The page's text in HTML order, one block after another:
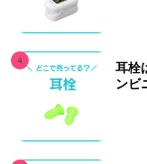
耳栓
ンビ